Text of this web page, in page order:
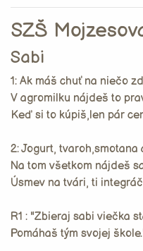
SZŠ
Sabi
1: Ak máš chuť na niečo
V agromilku nájdeš to
Keď si to kúpiš,len pár
2: Jogurt, tvaroh,smotana
Na tom všetkom nájdeš
Úsmev na tvári, ti
R1 : "Zbieraj sabi viečka
Pomáhaš tým svojej